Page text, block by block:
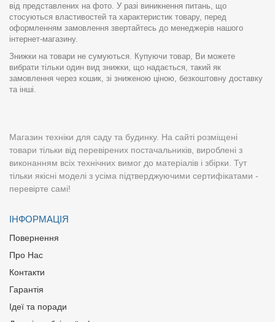
від представлених на фото. У разі виникнення питань, що
стосуються властивостей та характеристик товару, перед
оформленням замовлення звертайтесь до менеджерів нашого
інтернет-магазину.
Знижки на товари не сумуються. Купуючи товар, Ви можете
вибрати тільки один вид знижки, що надається, такий як
замовлення через кошик, зі зниженою ціною, безкоштовну доставку
та інші.
Магазин техніки для саду та будинку. На сайті розміщені
товари тільки від перевірених постачальників, вироблені з
виконанням всіх технічних вимог до матеріалів і збірки. Тут
тільки якісні моделі з усіма підтверджуючими сертифікатами -
перевірте самі!
ІНФОРМАЦІЯ
Повернення
Про Нас
Контакти
Гарантія
Ідеї та поради